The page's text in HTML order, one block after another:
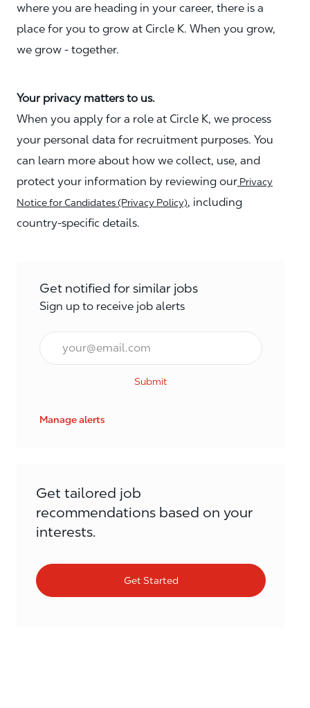
where you are heading in your career, there is a
place for you to grow at Circle K. When you grow,
we grow - together.
Your privacy matters to us.
When you apply for a role at Circle K, we process
your personal data for recruitment purposes. You
can learn more about how we collect, use, and
protect your information by reviewing our Privacy
Notice for Candidates (Privacy Policy), including
country-specific details.
Get notified for similar jobs
Sign up to receive job alerts
Enter Email address (Required)
Submit
Manage alerts
Get tailored job
recommendations based on your
interests.
Get Started